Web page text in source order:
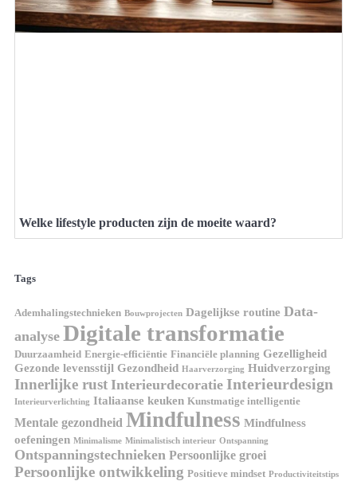
Welke lifestyle producten zijn de moeite waard?
Tags
Ademhalingstechnieken Bouwprojecten Dagelijkse routine Data-
analyse Digitale transformatie
Duurzaamheid Energie-efficiëntie Financiële planning Gezelligheid
Gezonde levensstijl Gezondheid Haarverzorging Huidverzorging
Innerlijke rust Interieurdecoratie Interieurdesign
Interieurverlichting Italiaanse keuken Kunstmatige intelligentie
Mentale gezondheid Mindfulness Mindfulness
oefeningen Minimalisme Minimalistisch interieur Ontspanning
Ontspanningstechnieken Persoonlijke groei
Persoonlijke ontwikkeling Positieve mindset Productiviteitstips